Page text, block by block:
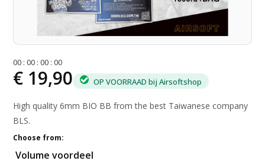
00 :00 :00 :00
€ 19,90 OP VOORRAAD bij Airsoftshop
High quality 6mm BIO BB from the best Taiwanese company
BLS.
Choose from:
Volume voordeel